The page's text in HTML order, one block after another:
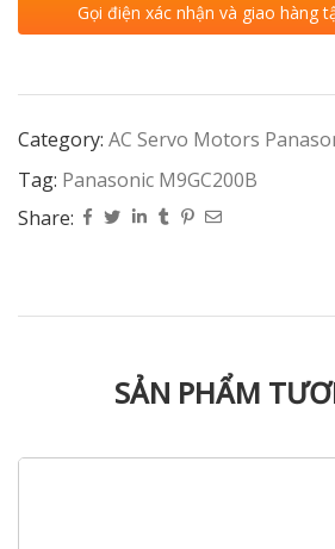
Gọi điện xác nhận và giao hàng
Category: AC Servo Motors
Tag: Panasonic M9GC200B
Share:
SẢN PHẨM